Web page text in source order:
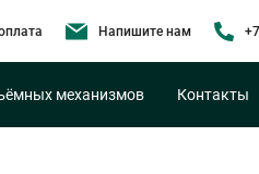
Напишите нам
механизмов Контакты